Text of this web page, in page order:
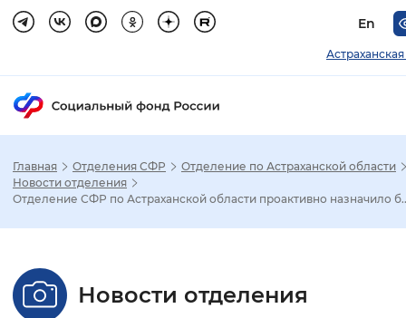
En
Настройка режима отображения
Стандартный Увеличенный
Главная Отделения СФР
Отделение по Астраханской области
Новости отделения
Отделение СФР по Астраханской области проактивно назначило
Новости отделения